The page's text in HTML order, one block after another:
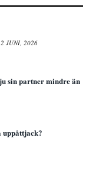
JUNI, 2026
sin partner mindre än
uppåttjack?